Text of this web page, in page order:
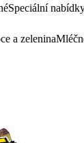
Speciální
a zelenina